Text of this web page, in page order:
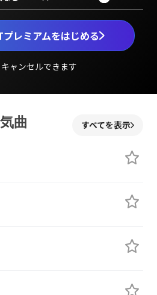
プレミアムをはじめる
ャンセルできます
曲 すべてを表示